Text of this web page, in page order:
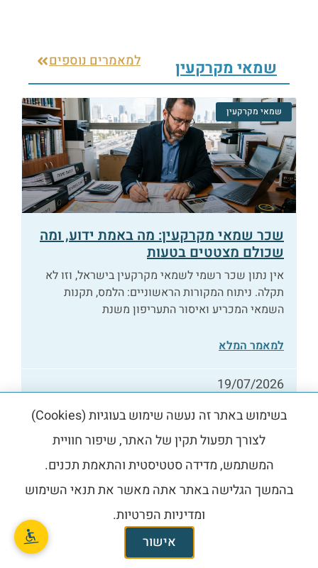
שמאי מקרקעין למאמרים נוספים
שמאי מקרקעין
שכר שמאי מקרקעין: מה באמת ידוע, ומה
שכולם מצטטים בטעות
אין נתון שכר רשמי לשמאי מקרקעין בישראל, וזו לא
תקלה. ניתוח המקורות הראשוניים: הלמס, תקנות
השמאי המכריע ואיסור התעריפון משנת
למאמר המלא
19/07/2026
שמאי מקרקעין
פנקס שמאי המקרקעין: כמה שמאים
בשימוש באתר זה נעשה שימוש בעוגיות (Cookies)
לצורך תפעול תקין של האתר, שיפור חוויית
המשתמש, מדידה סטטיסטית והתאמת תכנים.
בהמשך הגלישה באתר אתה מאשר את תנאי השימוש
ומדיניות הפרטיות.
אישור